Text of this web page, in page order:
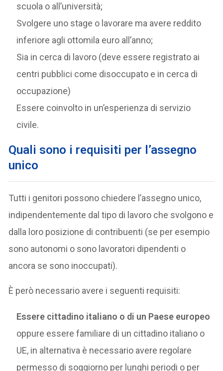
scuola o all’università;
Svolgere uno stage o lavorare ma avere reddito
inferiore agli ottomila euro all’anno;
Sia in cerca di lavoro (deve essere registrato ai
centri pubblici come disoccupato e in cerca di
occupazione)
Essere coinvolto in un’esperienza di servizio
civile.
Quali sono i requisiti per l’assegno
unico
Tutti i genitori possono chiedere l’assegno unico,
indipendentemente dal tipo di lavoro che svolgono e
dalla loro posizione di contribuenti (se per esempio
sono autonomi o sono lavoratori dipendenti o
ancora se sono inoccupati).
È però necessario avere i seguenti requisiti:
Essere cittadino italiano o di un Paese europeo
oppure essere familiare di un cittadino italiano o
UE, in alternativa è necessario avere regolare
permesso di soggiorno per lunghi periodi o per